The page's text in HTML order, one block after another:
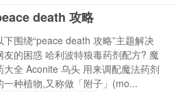
death 攻略
下围绕“peace death 攻略”主题解决
友的困惑 哈利波特狼毒药剂配方? 魔
大全 Aconite 乌头 用来调配魔法药剂
一种植物,又称做「附子」(mo...